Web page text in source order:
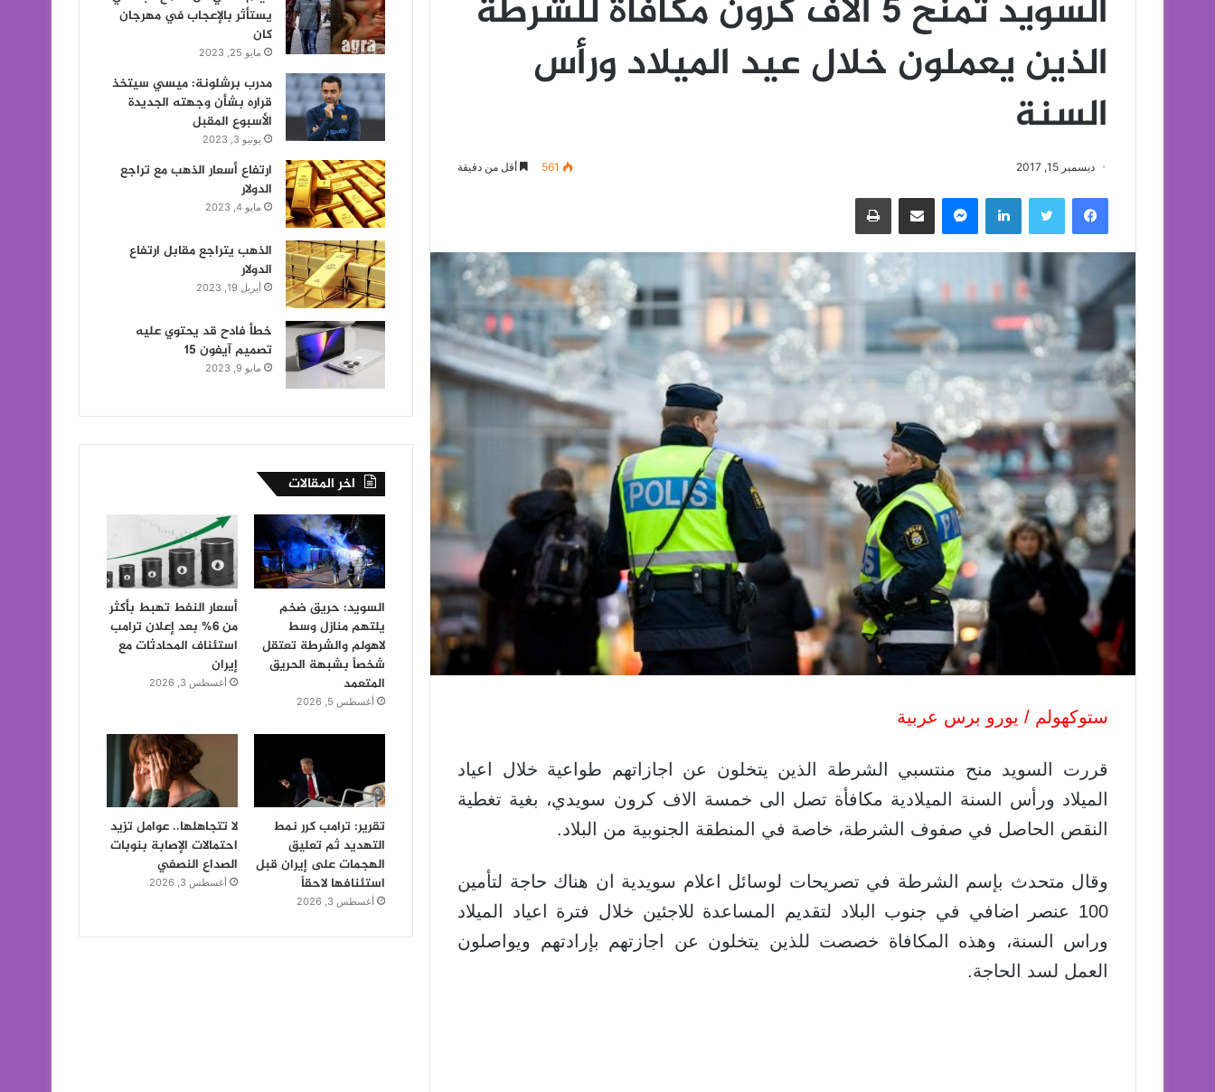
السويد تمنح 5 الاف كرون مكافأة للشرطة
الذين يعملون خلال عيد الميلاد ورأس
السنة
ديسمبر 15, 2017 561 أقل من دقيقة
فيسبوك تويتر لينكدإن ماسنجر مشاركة عبر البريد طباعة
ستوكهولم / يورو برس عربية
قررت السويد منح منتسبي الشرطة الذين يتخلون عن اجازاتهم طواعية خلال اعياد
الميلاد ورأس السنة الميلادية مكافأة تصل الى خمسة الاف كرون سويدي، بغية تغطية
النقص الحاصل في صفوف الشرطة، خاصة في المنطقة الجنوبية من البلاد.
وقال متحدث بإسم الشرطة في تصريحات لوسائل اعلام سويدية ان هناك حاجة لتأمين
100 عنصر اضافي في جنوب البلاد لتقديم المساعدة للاجئين خلال فترة اعياد الميلاد
وراس السنة، وهذه المكافاة خصصت للذين يتخلون عن اجازتهم بإرادتهم ويواصلون
العمل لسد الحاجة.
يستأثر بالإعجاب في مهرجان
كان
مايو 25, 2023
مدرب برشلونة: ميسي سيتخذ
قراره بشأن وجهته الجديدة
الأسبوع المقبل
يونيو 3, 2023
ارتفاع أسعار الذهب مع تراجع
الدولار
مايو 4, 2023
الذهب يتراجع مقابل ارتفاع
الدولار
أبريل 19, 2023
خطأ فادح قد يحتوي عليه
تصميم آيفون 15
مايو 9, 2023
اخر المقالات
السويد: حريق ضخم
يلتهم منازل وسط
لاهولم والشرطة تعتقل
شخصاً بشبهة الحريق
المتعمد
أغسطس 5, 2026
أسعار النفط تهبط بأكثر
من 6% بعد إعلان ترامب
استئناف المحادثات مع
إيران
أغسطس 3, 2026
تقرير: ترامب كرر نمط
التهديد ثم تعليق
الهجمات على إيران قبل
استئنافها لاحقاً
أغسطس 3, 2026
لا تتجاهلها.. عوامل تزيد
احتمالات الإصابة بنوبات
الصداع النصفي
أغسطس 3, 2026